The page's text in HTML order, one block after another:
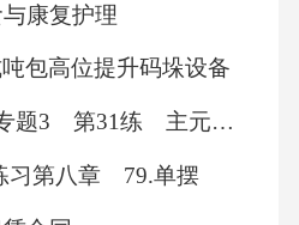
康复护理
包高位提升码垛设备
高中数学 加练 专题3 第31练 主元变换
习第八章 79.单摆